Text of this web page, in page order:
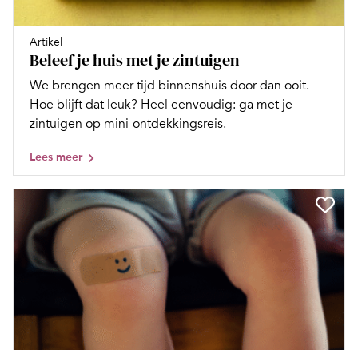
Artikel
Beleef je huis met je zintuigen
We brengen meer tijd binnenshuis door dan ooit.
Hoe blijft dat leuk? Heel eenvoudig: ga met je
zintuigen op mini-ontdekkingsreis.
Lees meer